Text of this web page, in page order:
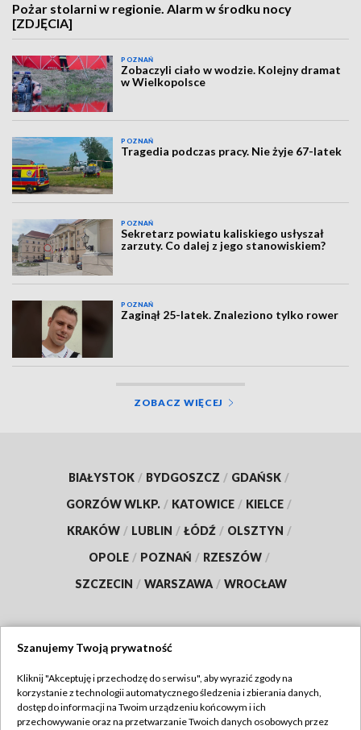
Pożar stolarni w regionie. Alarm w środku nocy
[ZDJĘCIA]
POZNAŃ
Zobaczyli ciało w wodzie. Kolejny dramat
w Wielkopolsce
POZNAŃ
Tragedia podczas pracy. Nie żyje 67-latek
POZNAŃ
Sekretarz powiatu kaliskiego usłyszał
zarzuty. Co dalej z jego stanowiskiem?
POZNAŃ
Zaginął 25-latek. Znaleziono tylko rower
ZOBACZ WIĘCEJ
BIAŁYSTOK / BYDGOSZCZ / GDAŃSK /
GORZÓW WLKP. / KATOWICE / KIELCE /
KRAKÓW / LUBLIN / ŁÓDŹ / OLSZTYN /
OPOLE / POZNAŃ / RZESZÓW /
SZCZECIN / WARSZAWA / WROCŁAW
TVP
Abonament TVP
Regulamin TVP
Szanujemy Twoją prywatność
Kliknij "Akceptuję i przechodzę do serwisu", aby wyrazić zgody na
korzystanie z technologii automatycznego śledzenia i zbierania danych,
dostęp do informacji na Twoim urządzeniu końcowym i ich
przechowywanie oraz na przetwarzanie Twoich danych osobowych przez